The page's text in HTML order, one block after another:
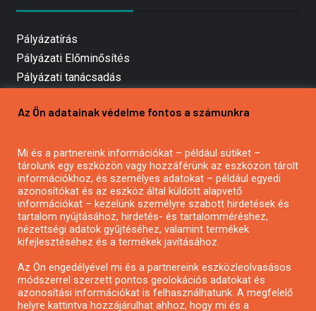
Pályázatírás
Pályázati Előminősítés
Pályázati tanácsadás
Mezőgazdasági pályázatírás
Pályázatírás civil szervezeteknek
Pályázatírás önkormányzatoknak
Pályázatfigyelés
Specifikus pályázatfigyelés vagy hírlevél
Pályázatok magánszemélyeknek
Az Ön adatainak védelme fontos a számunkra
Mi és a partnereink információkat – például sütiket –
tárolunk egy eszközön vagy hozzáférünk az eszközön tárolt
információkhoz, és személyes adatokat – például egyedi
azonosítókat és az eszköz által küldött alapvető
információkat – kezelünk személyre szabott hirdetések és
tartalom nyújtásához, hirdetés- és tartalomméréshez,
nézettségi adatok gyűjtéséhez, valamint termékek
kifejlesztéséhez és a termékek javításához.
Az Ön engedélyével mi és a partnereink eszközleolvasásos
módszerrel szerzett pontos geolokációs adatokat és
azonosítási információkat is felhasználhatunk. A megfelelő
helyre kattintva hozzájárulhat ahhoz, hogy mi és a